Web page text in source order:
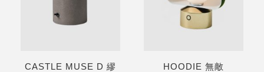
CASTLE MUSE D 繆
HOODIE 無敵